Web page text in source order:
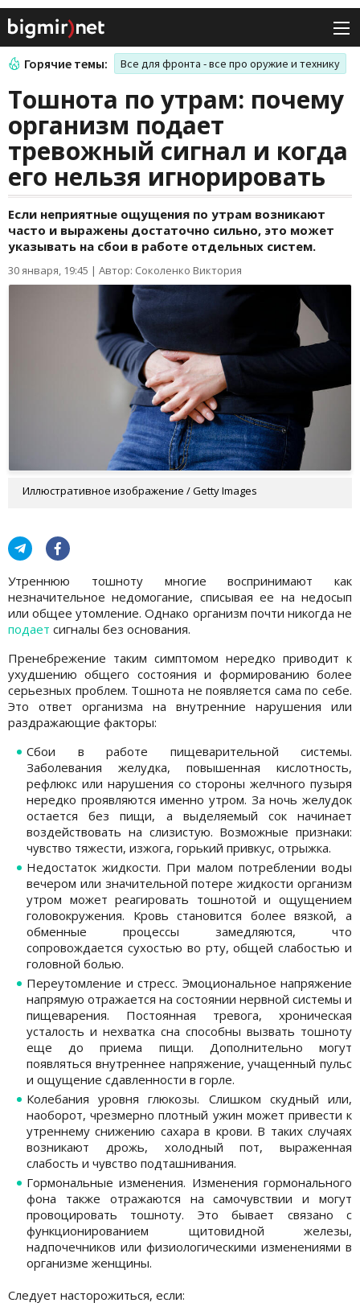
Горячие темы: Все для фронта - все про оружие и технику
Тошнота по утрам: почему
организм подает
тревожный сигнал и когда
его нельзя игнорировать
Если неприятные ощущения по утрам возникают
часто и выражены достаточно сильно, это может
указывать на сбои в работе отдельных систем.
30 января, 19:45 | Автор: Соколенко Виктория
Иллюстративное изображение / Getty Images
Утреннюю тошноту многие воспринимают как
незначительное недомогание, списывая ее на недосып
или общее утомление. Однако организм почти никогда не
подает сигналы без основания.
Пренебрежение таким симптомом нередко приводит к
ухудшению общего состояния и формированию более
серьезных проблем. Тошнота не появляется сама по себе.
Это ответ организма на внутренние нарушения или
раздражающие факторы:
Сбои в работе пищеварительной системы.
Заболевания желудка, повышенная кислотность,
рефлюкс или нарушения со стороны желчного пузыря
нередко проявляются именно утром. За ночь желудок
остается без пищи, а выделяемый сок начинает
воздействовать на слизистую. Возможные признаки:
чувство тяжести, изжога, горький привкус, отрыжка.
Недостаток жидкости. При малом потреблении воды
вечером или значительной потере жидкости организм
утром может реагировать тошнотой и ощущением
головокружения. Кровь становится более вязкой, а
обменные процессы замедляются, что
сопровождается сухостью во рту, общей слабостью и
головной болью.
Переутомление и стресс. Эмоциональное напряжение
напрямую отражается на состоянии нервной системы и
пищеварения. Постоянная тревога, хроническая
усталость и нехватка сна способны вызвать тошноту
еще до приема пищи. Дополнительно могут
появляться внутреннее напряжение, учащенный пульс
и ощущение сдавленности в горле.
Колебания уровня глюкозы. Слишком скудный или,
наоборот, чрезмерно плотный ужин может привести к
утреннему снижению сахара в крови. В таких случаях
возникают дрожь, холодный пот, выраженная
слабость и чувство подташнивания.
Гормональные изменения. Изменения гормонального
фона также отражаются на самочувствии и могут
провоцировать тошноту. Это бывает связано с
функционированием щитовидной железы,
надпочечников или физиологическими изменениями в
организме женщины.
Следует насторожиться, если: